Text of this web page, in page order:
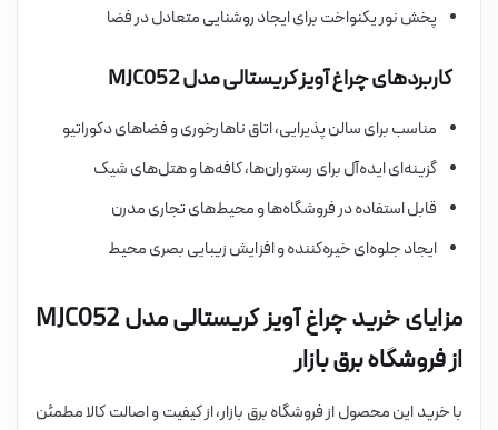
پخش نور یکنواخت برای ایجاد روشنایی متعادل در فضا
کاربردهای چراغ آویز کریستالی مدل MJC052
مناسب برای سالن پذیرایی، اتاق ناهارخوری و فضاهای دکوراتیو
گزینه‌ای ایده‌آل برای رستوران‌ها، کافه‌ها و هتل‌های شیک
قابل استفاده در فروشگاه‌ها و محیط‌های تجاری مدرن
ایجاد جلوه‌ای خیره‌کننده و افزایش زیبایی بصری محیط
مزایای خرید چراغ آویز کریستالی مدل MJC052
از فروشگاه برق بازار
با خرید این محصول از فروشگاه برق بازار، از کیفیت و اصالت کالا مطمئن